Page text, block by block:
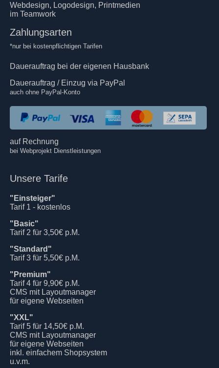
Webdesign, Logodesign, Printmedien
im Teamwork
Zahlungsarten
*nur bei kostenpflichtigen Tarifen
Dauerauftrag bei der eigenen Hausbank
Dauerauftrag / Einzug via PayPal
auch ohne PayPal-Konto
auf Rechnung
bei Webprojekt Dienstleistungen
Unsere Tarife
"Einsteiger"
Tarif 1 - kostenlos
"Basic"
Tarif 2 für 3,50€ p.M.
"Standard"
Tarif 3 für 5,50€ p.M.
"Premium"
Tarif 4 für 9,90€ p.M.
CMS mit Layoutmanager
für eigene Webseiten
"XXL"
Tarif 5 für 14,50€ p.M.
CMS mit Layoutmanager
für eigene Webseiten
inkl. einfachem Shopsystem
u.v.m.